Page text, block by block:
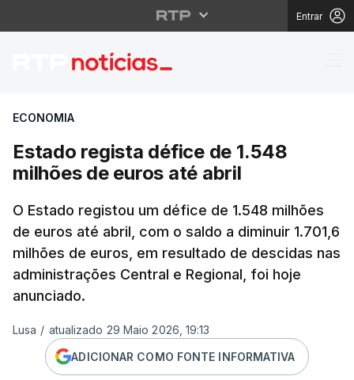
Entrar
Estado regista défice
ECONOMIA
Estado regista défice de 1.548
milhões de euros até abril
O Estado registou um défice de 1.548 milhões
de euros até abril, com o saldo a diminuir 1.701,6
milhões de euros, em resultado de descidas nas
administrações Central e Regional, foi hoje
anunciado.
Lusa / atualizado 29 Maio 2026, 19:13
ADICIONAR COMO FONTE INFORMATIVA